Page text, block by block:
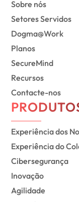
Sobre nós
Setores Servidos
Dogma@Work
Planos
SecureMind
Recursos
Contacte-nos
Experiência dos
Experiência do
Cibersegurança
Inovação
Agilidade